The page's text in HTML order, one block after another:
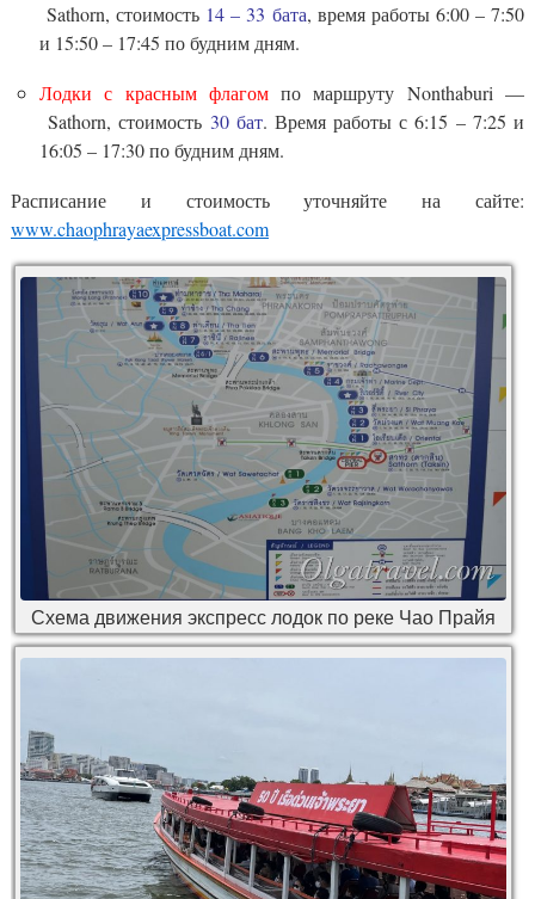
Sathorn, стоимость 14 – 33 бата, время работы 6:00 – 7:50
и 15:50 – 17:45 по будним дням.
Лодки с красным флагомпо маршруту Nonthaburi —
Sathorn, стоимость 30 бат. Время работы с 6:15 – 7:25 и
16:05 – 17:30 по будним дням.
Расписание и стоимость уточняйте на сайте:
www.chaophrayaexpressboat.com
Схема движения экспресс лодок по реке Чао Прайя